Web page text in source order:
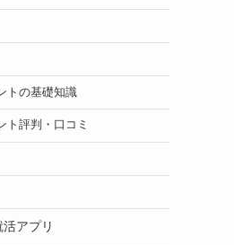
トの基礎知識
ト評判・口コミ
アプリ